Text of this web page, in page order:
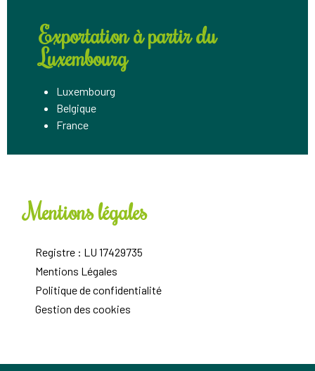
Exportation à partir du
Luxembourg
Luxembourg
Belgique
France
Mentions légales
Registre : LU 17429735
Mentions Légales
Politique de confidentialité
Gestion des cookies